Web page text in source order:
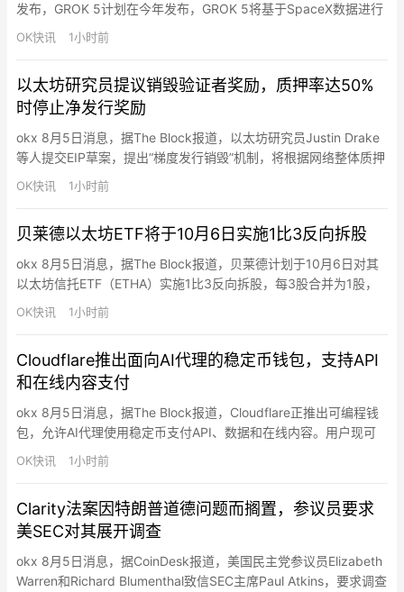
发布，GROK 5计划在今年发布，GROK 5将基于SpaceX数据进行
训练。并表示，预计首批Starmind AI卫星将于明年开始发射升空。
SpaceX预计年末计算能力将超过2GW，到2027年底，计算能力可
OK快讯 1小时前
以太坊研究员提议销毁验证者奖励，质押率达50%
时停止净发行奖励
okx 8月5日消息，据The Block报道，以太坊研究员Justin Drake
等人提交EIP草案，提出“梯度发行销毁”机制，将根据网络整体质押
率动态销毁部分验证者奖励，当质押比例达到约50%（约6,025万
枚ETH）时，相关发行奖励将被全部抵消，使协议不再鼓励质押规
益，鼓励更多质押，可能导致中心…
OK快讯 1小时前
贝莱德以太坊ETF将于10月6日实施1比3反向拆股
okx 8月5日消息，据The Block报道，贝莱德计划于10月6日对其
以太坊信托ETF（ETHA）实施1比3反向拆股，每3股合并为1股，
提高每股资产净值但不改变投资者持仓总价值和基金资产规模。彭
博高级ETF分析师Eric Balchunas表示，这将使交易成本从7个基点
以太坊ETF是同类中…
OK快讯 1小时前
Cloudflare推出面向AI代理的稳定币钱包，支持API
和在线内容支付
okx 8月5日消息，据The Block报道，Cloudflare正推出可编程钱
包，允许AI代理使用稳定币支付API、数据和在线内容。用户现可
申领Cloudflare Wallet唯一标识，充值和授权支付功能将于后续上
线。钱包分为账户钱包（个人和组织存入资金并控制支出）和虚拟
单笔交易上限。钱包支持…
OK快讯 1小时前
Clarity法案因特朗普道德问题而搁置，参议员要求
美SEC对其展开调查
okx 8月5日消息，据CoinDesk报道，美国民主党参议员Elizabeth
Warren和Richard Blumenthal致信SEC主席Paul Atkins，要求调查